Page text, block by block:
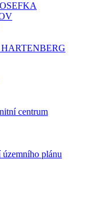
centrum
plánu